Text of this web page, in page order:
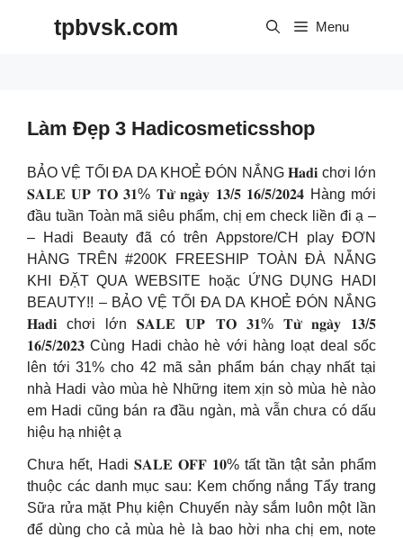
tpbvsk.com Menu
Làm Đẹp 3 Hadicosmeticsshop
BẢO VỆ TỐI ĐA DA KHOẺ ĐÓN NẮNG 𝐇𝐚𝐝𝐢 chơi lớn
𝐒𝐀𝐋𝐄 𝐔𝐏 𝐓𝐎 𝟑𝟏% 𝐓𝐮̛̀ 𝐧𝐠𝐚̀𝐲 𝟏𝟑/𝟓 𝟏𝟔/𝟓/𝟐𝟎𝟐𝟒 Hàng mới
đầu tuần Toàn mã siêu phẩm, chị em check liền đi ạ –
– Hadi Beauty đã có trên Appstore/CH play ĐƠN
HÀNG TRÊN #200K FREESHIP TOÀN ĐÀ NẴNG
KHI ĐẶT QUA WEBSITE hoặc ỨNG DỤNG HADI
BEAUTY!! – BẢO VỆ TỐI ĐA DA KHOẺ ĐÓN NẮNG
𝐇𝐚𝐝𝐢 chơi lớn 𝐒𝐀𝐋𝐄 𝐔𝐏 𝐓𝐎 𝟑𝟏% 𝐓𝐮̛̀ 𝐧𝐠𝐚̀𝐲 𝟏𝟑/𝟓
𝟏𝟔/𝟓/𝟐𝟎𝟐𝟑 Cùng Hadi chào hè với hàng loạt deal sốc
lên tới 31% cho 42 mã sản phẩm bán chạy nhất tại
nhà Hadi vào mùa hè Những item xịn sò mùa hè nào
em Hadi cũng bán ra đầu ngàn, mà vẫn chưa có dấu
hiệu hạ nhiệt ạ
Chưa hết, Hadi 𝐒𝐀𝐋𝐄 𝐎𝐅𝐅 𝟏𝟎% tất tần tật sản phẩm
thuộc các danh mục sau: Kem chống nắng Tẩy trang
Sữa rửa mặt Phụ kiện Chuyến này sắm luôn một lần
để dùng cho cả mùa hè là bao hời nha chị em, note